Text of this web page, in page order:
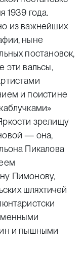
1939 года.
из важнейших
ныне
постановок,
эти вальсы,
и поистине
зрелищу
— она,
Пикалова
Пимонову,
шляхтичей
и пышными